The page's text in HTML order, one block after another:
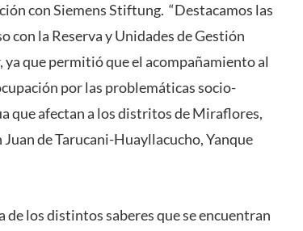
con Siemens Stiftung. “Destacamos las
con la Reserva y Unidades de Gestión
ya que permitió que el acompañamiento al
por las problemáticas socio-
que afectan a los distritos de Miraflores,
de Tarucani-Huayllacucho, Yanque
de los distintos saberes que se encuentran